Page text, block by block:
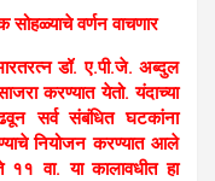
सोहळ्याचे वर्णन वाचणार
भारतरत्न डॉ. ए.पी.जे. अब्दुल
करण्यात येतो. यंदाच्या
वाढवून सर्व संबंधित घटकांना
नियोजन करण्यात आले
वा. या कालावधीत हा